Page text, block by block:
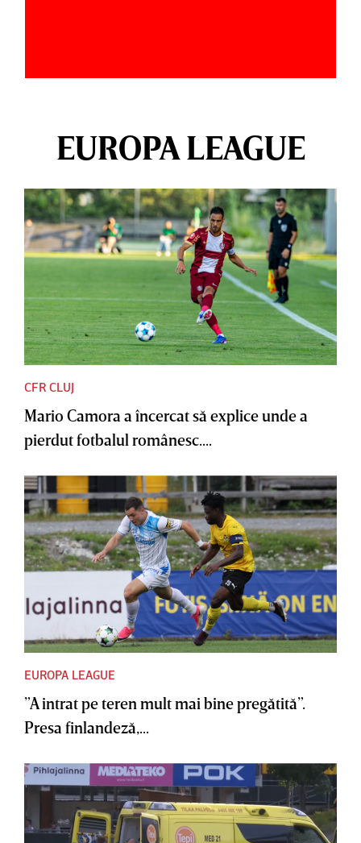
EUROPA LEAGUE
CFR CLUJ
Mario Camora a încercat să explice unde a
pierdut fotbalul românesc....
EUROPA LEAGUE
”A intrat pe teren mult mai bine pregătită”.
Presa finlandeză,...